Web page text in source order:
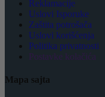
Reklamacije
Uslovi Isporuke
Zaštita potrošača
Uslovi korišćenja
Politika privatnosti
Postavke kolačića
Mapa sajta